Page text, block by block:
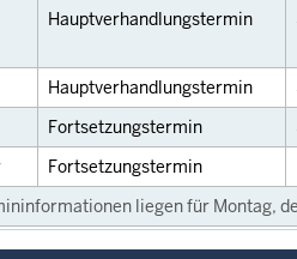
Hauptverhandlungstermin
Hauptverhandlungstermin
Fortsetzungstermin
Fortsetzungstermin
liegen für Montag,